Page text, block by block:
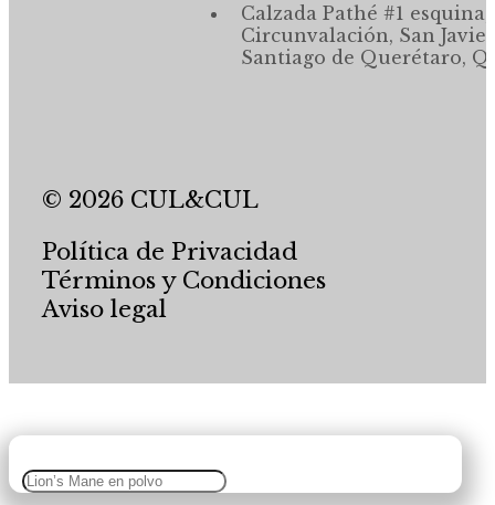
Calzada Pathé #1 esquina,
Circunvalación, San
Santiago de Querétaro,
© 2026 CUL&CUL
Política de Privacidad
Términos y Condiciones
Aviso legal